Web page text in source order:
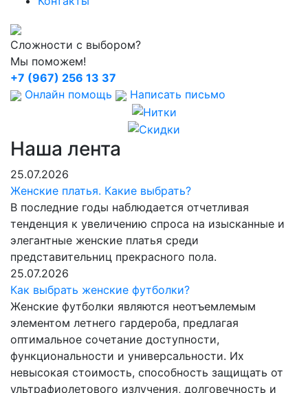
Сложности с выбором?
Мы поможем!
+7 (967) 256 13 37
Онлайн помощь
Написать письмо
Наша лента
25.07.2026
Женские платья. Какие выбрать?
В последние годы наблюдается отчетливая
тенденция к увеличению спроса на изысканные и
элегантные женские платья среди
представительниц прекрасного пола.
25.07.2026
Как выбрать женские футболки?
Женские футболки являются неотъемлемым
элементом летнего гардероба, предлагая
оптимальное сочетание доступности,
функциональности и универсальности. Их
невысокая стоимость, способность защищать от
ультрафиолетового излучения, долговечность и